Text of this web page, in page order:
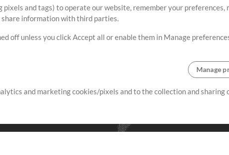
creating resources that allow
and tags) to operate our website, remember your preferences,
information with third parties.
off unless you click Accept all or enable them in Manage
Manage
and marketing cookies/pixels and to the collection and